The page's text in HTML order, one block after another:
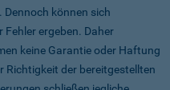
können sich
ergeben. Daher
keine Garantie oder Haftung
der bereitgestellten